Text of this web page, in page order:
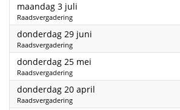
maandag 3 juli
Raadsvergadering
donderdag 29 juni
Raadsvergadering
donderdag 25 mei
Raadsvergadering
donderdag 20 april
Raadsvergadering